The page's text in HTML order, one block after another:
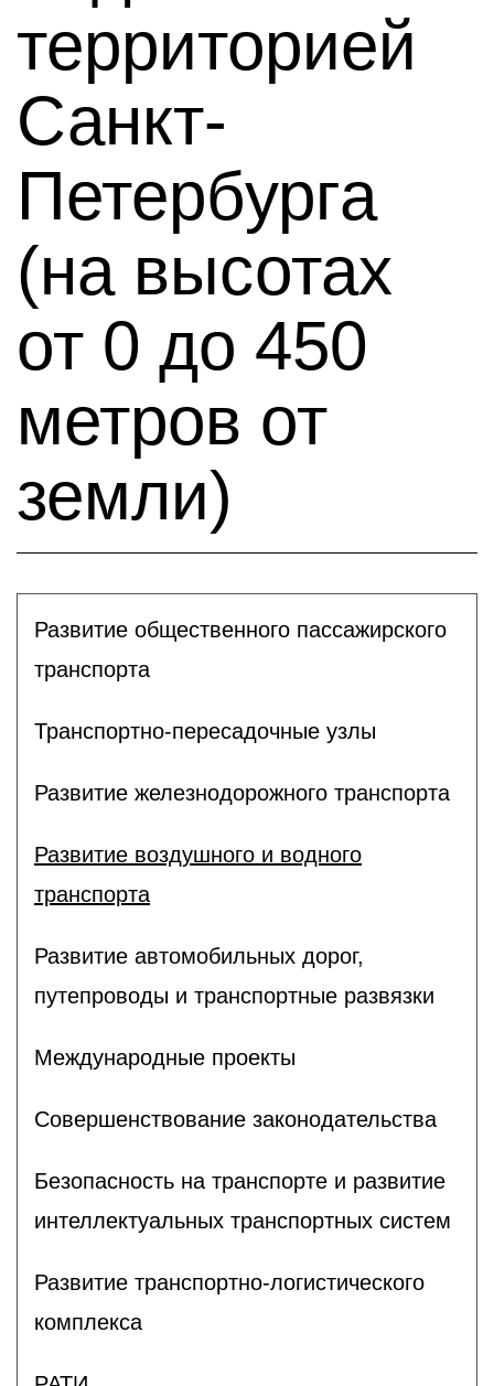
территорией
Санкт-
Петербурга
(на высотах
от 0 до 450
метров от
земли)
Развитие общественного пассажирского
транспорта
Транспортно-пересадочные узлы
Развитие железнодорожного транспорта
Развитие воздушного и водного
транспорта
Развитие автомобильных дорог,
путепроводы и транспортные развязки
Международные проекты
Совершенствование законодательства
Безопасность на транспорте и развитие
интеллектуальных транспортных систем
Развитие транспортно-логистического
комплекса